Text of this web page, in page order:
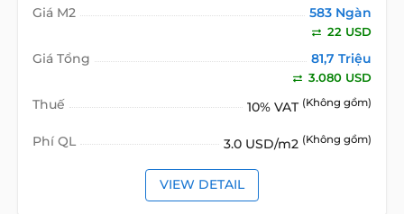
Giá M2
583 Ngàn
22 USD
Giá Tổng 81,7 Triệu
3.080 USD
Thuế 10% VAT (Không gồm)
Phí QL 3.0 USD/m2 (Không gồm)
VIEW DETAIL